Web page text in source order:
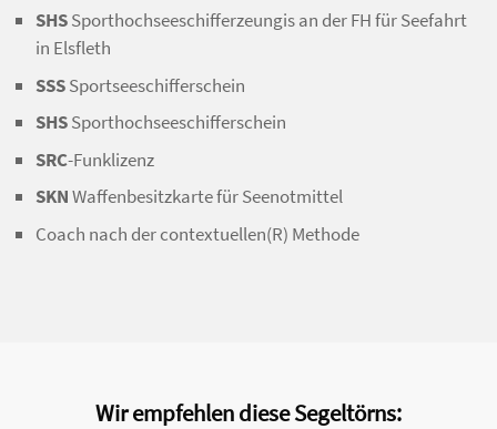
SHSSporthochseeschifferzeungis an der FH für Seefahrt
in Elsfleth
SSSSportseeschifferschein
SHSSporthochseeschifferschein
SRC-Funklizenz
SKNWaffenbesitzkarte für Seenotmittel
Coach nach der contextuellen(R) Methode
Wir empfehlen diese Segeltörns: